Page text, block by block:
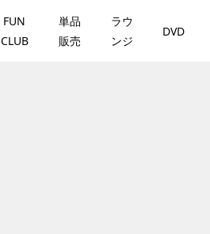
FUN
CLUB
単品
販売
ラウ
ンジ
DVD